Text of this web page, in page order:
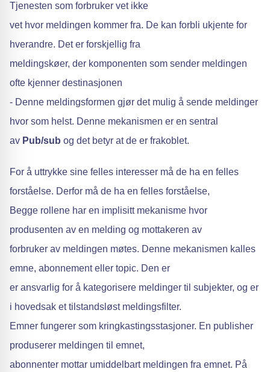
Tjenesten som forbruker vet ikke
vet hvor meldingen kommer fra. De kan forbli ukjente for
hverandre. Det er forskjellig fra
meldingskøer, der komponenten som sender meldingen
ofte kjenner destinasjonen
- Denne meldingsformen gjør det mulig å sende meldinger
hvor som helst. Denne mekanismen er en sentral
av Pub/sub og det betyr at de er frakoblet.
For å uttrykke sine felles interesser må de ha en felles
forståelse. Derfor må de ha en felles forståelse,
Begge rollene har en implisitt mekanisme hvor
produsenten av en melding og mottakeren av
forbruker av meldingen møtes. Denne mekanismen kalles
emne, abonnement eller topic. Den er
er ansvarlig for å kategorisere meldinger til subjekter, og er
i hovedsak et tilstandsløst meldingsfilter.
Emner fungerer som kringkastingsstasjoner. En publisher
produserer meldingen til emnet,
abonnenter mottar umiddelbart meldingen fra emnet. På